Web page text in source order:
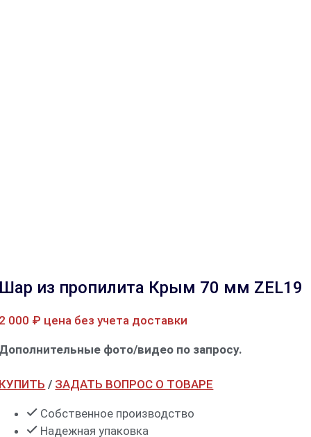
из пропилита Крым 70 мм ZEL19
000 ₽ цена без учета доставки
фото/видео по запросу.
/ ЗАДАТЬ ВОПРОС О ТОВАРЕ
Собственное производство
Надежная упаковка